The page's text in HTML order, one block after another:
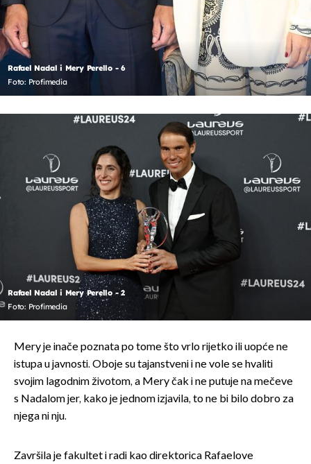
Rafael Nadal i Mery Perello - 6
Foto: Profimedia
Rafael Nadal i Mery Perello - 2
Foto: Profimedia
Mery je inače poznata po tome što vrlo rijetko ili uopće ne
istupa u javnosti. Oboje su tajanstveni i ne vole se hvaliti
svojim lagodnim životom, a Mery čak i ne putuje na mečeve
s Nadalom jer, kako je jednom izjavila, to ne bi bilo dobro za
njega ni nju.
Završila je fakultet i radi kao direktorica Rafaelove